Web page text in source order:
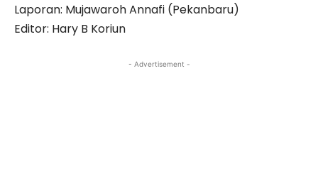
Laporan: Mujawaroh Annafi (Pekanbaru)
Editor: Hary B Koriun
- Advertisement -